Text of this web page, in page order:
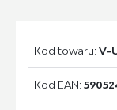
Kod towaru:V-
Kod EAN: